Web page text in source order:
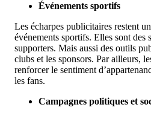
Événements sportifs
Les écharpes publicitaires restent
événements sportifs. Elles sont des
supporters. Mais aussi des outils
clubs et les sponsors. Par ailleurs,
renforcer le sentiment
les fans.
Campagnes politiques et